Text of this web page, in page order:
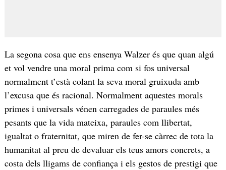
La segona cosa que ens ensenya Walzer és que quan algú
et vol vendre una moral prima com si fos universal
normalment t’està colant la seva moral gruixuda amb
l’excusa que és racional. Normalment aquestes morals
primes i universals vénen carregades de paraules més
pesants que la vida mateixa, paraules com llibertat,
igualtat o fraternitat, que miren de fer-se càrrec de tota la
humanitat al preu de devaluar els teus amors concrets, a
costa dels lligams de confiança i els gestos de prestigi que